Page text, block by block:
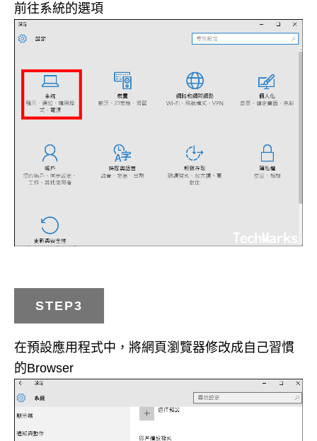
前往系統的選項
STEP3
在預設應用程式中，將網頁瀏覽器修改成自己習慣
的Browser